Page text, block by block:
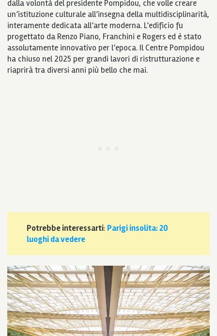
dalla volontà del presidente Pompidou, che volle creare
un’istituzione culturale all’insegna della multidisciplinarità,
interamente dedicata all’arte moderna. L’edificio fu
progettato da Renzo Piano, Franchini e Rogers ed è stato
assolutamente innovativo per l’epoca. Il Centre Pompidou
ha chiuso nel 2025 per grandi lavori di ristrutturazione e
riaprirà tra diversi anni più bello che mai.
Potrebbe interessarti: Parigi insolita: 20
luoghi da vedere